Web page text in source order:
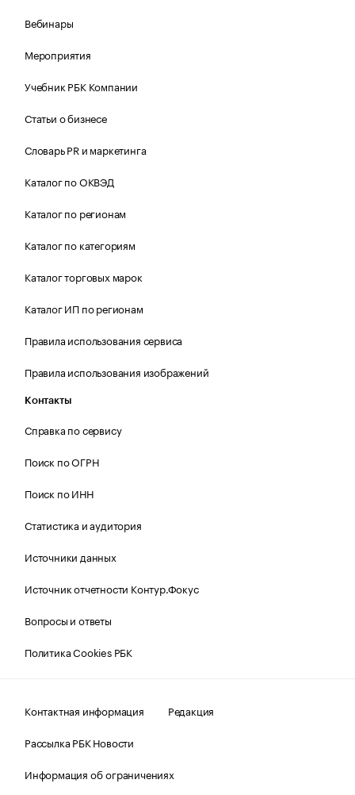
Вебинары
Мероприятия
Учебник РБК Компании
Статьи о бизнесе
Словарь PR и маркетинга
Каталог по ОКВЭД
Каталог по регионам
Каталог по категориям
Каталог торговых марок
Каталог ИП по регионам
Правила использования сервиса
Правила использования изображений
Контакты
Справка по сервису
Поиск по ОГРН
Поиск по ИНН
Статистика и аудитория
Источники данных
Источник отчетности Контур.Фокус
Вопросы и ответы
Политика Cookies РБК
Контактная информация
Редакция
Рассылка РБК Новости
Информация об ограничениях